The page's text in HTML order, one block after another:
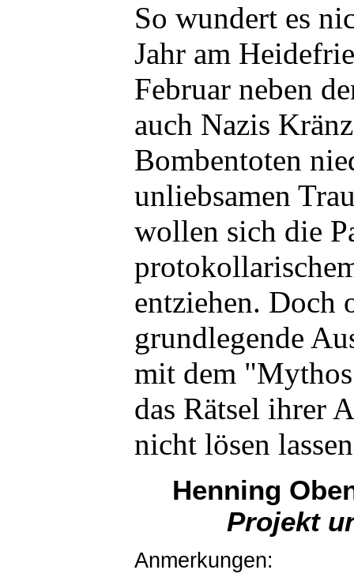
So wundert es
Jahr am
Februar neben
auch Nazis
Bombentoten
unliebsamen
wollen sich die
entziehen. Doch
grundlegende
mit dem
das Rätsel ihrer
nicht lösen
Henning
Projekt
Anmerkungen: